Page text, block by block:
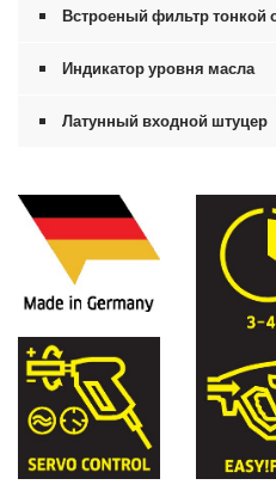
Встроеный фильтр тонкой
Индикатор уровня масла
Латунный входной штуцер